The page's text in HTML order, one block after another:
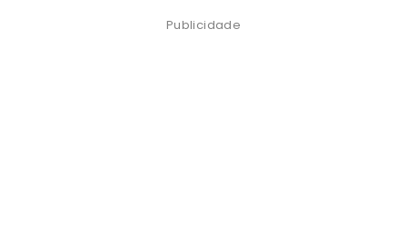
Publicidade